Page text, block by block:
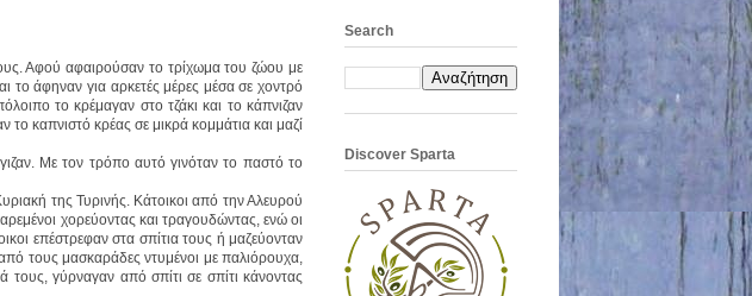
Αφού αφαιρούσαν το τρίχωμα του ζώου με
το άφηναν για αρκετές μέρες μέσα σε χοντρό
το κρέμαγαν στο τζάκι και το κάπνιζαν
το καπνιστό κρέας σε μικρά κομμάτια και μαζί
Με τον τρόπο αυτό γινόταν το παστό το
της Τυρινής. Κάτοικοι από την Αλευρού
χορεύοντας και τραγουδώντας, ενώ οι
επέστρεφαν στα σπίτια τους ή μαζεύονταν
τους μασκαράδες ντυμένοι με παλιόρουχα,
γύρναγαν από σπίτι σε σπίτι κάνοντας
Search
Discover Sparta